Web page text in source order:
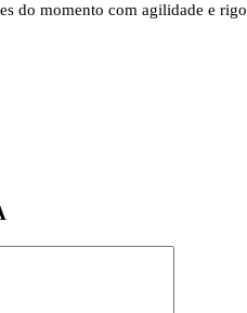
do momento com agilidade e